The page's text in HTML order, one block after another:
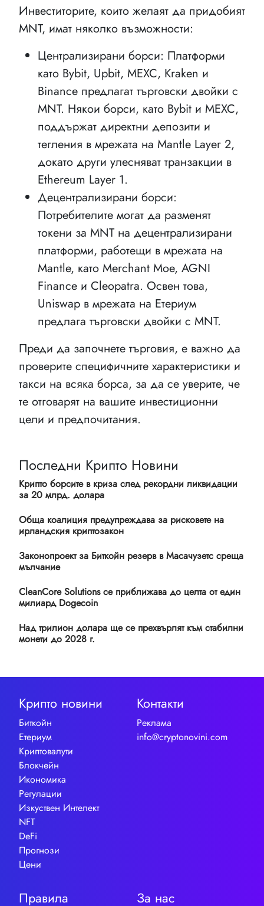
Инвеститорите, които желаят да придобият
MNT, имат няколко възможности:
Централизирани борси: Платформи
като Bybit, Upbit, MEXC, Kraken и
Binance предлагат търговски двойки с
MNT. Някои борси, като Bybit и MEXC,
поддържат директни депозити и
тегления в мрежата на Mantle Layer 2,
докато други улесняват транзакции в
Ethereum Layer 1.
Децентрализирани борси:
Потребителите могат да разменят
токени за MNT на децентрализирани
платформи, работещи в мрежата на
Mantle, като Merchant Moe, AGNI
Finance и Cleopatra. Освен това,
Uniswap в мрежата на Етериум
предлага търговски двойки с MNT.
Преди да започнете търговия, е важно да
проверите специфичните характеристики и
такси на всяка борса, за да се уверите, че
те отговарят на вашите инвестиционни
цели и предпочитания.
Последни Крипто Новини
Крипто борсите в криза след рекордни ликвидации
за 20 млрд. долара
Обща коалиция предупреждава за рисковете на
ирландския криптозакон
Законопроект за Биткойн резерв в Масачузетс среща
мълчание
CleanCore Solutions се приближава до целта от един
милиард Dogecoin
Над трилион долара ще се прехвърлят към стабилни
монети до 2028 г.
Крипто новини
Биткойн
Етериум
Криптовалути
Блокчейн
Икономика
Регулации
Изкуствен Интелект
NFT
DeFi
Прогнози
Цени
Контакти
Реклама
info@cryptonovini.com
Правила За нас